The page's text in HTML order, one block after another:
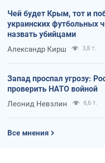
Чей будет Крым, тот и
украинских футбольных
назвать убийцами
Александр Кирш 3,8 т.
Запад проспал угрозу:
проверить НАТО войной
Леонид Невзлин 6,6 т.
Все мнения